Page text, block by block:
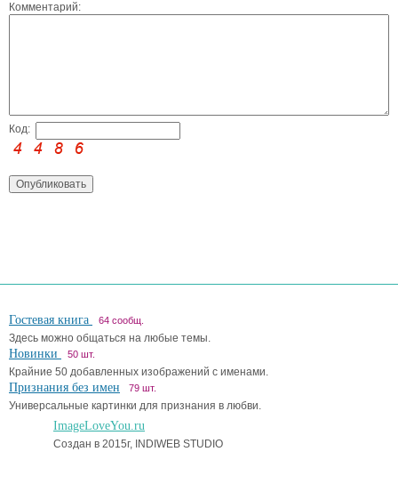
Комментарий:
Код:
Гостевая книга 64 сообщ.
Здесь можно общаться на любые темы.
Новинки 50 шт.
Крайние 50 добавленных изображений с именами.
Признания без имен 79 шт.
Универсальные картинки для признания в любви.
ImageLoveYou.ru
Создан в 2015г, INDIWEB STUDIO